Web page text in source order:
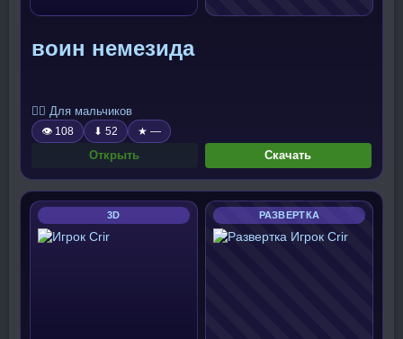
воин немезида
🧍‍♂️ Для мальчиков
👁 108 ⬇ 52 ★ —
Открыть Скачать
3D РАЗВЕРТКА